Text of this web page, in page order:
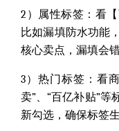
2）属性标签： 看
比如漏填防水功能
核心卖点，漏填会
3）热门标签： 看
卖”、“百亿补贴”
新勾选，确保标签生